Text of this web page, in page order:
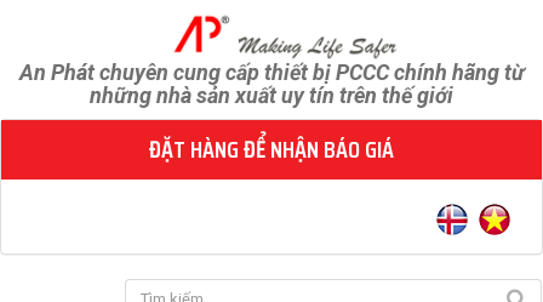
An Phát chuyên cung cấp thiết bị PCCC chính hãng từ
những nhà sản xuất uy tín trên thế giới
ĐẶT HÀNG ĐỂ NHẬN BÁO GIÁ